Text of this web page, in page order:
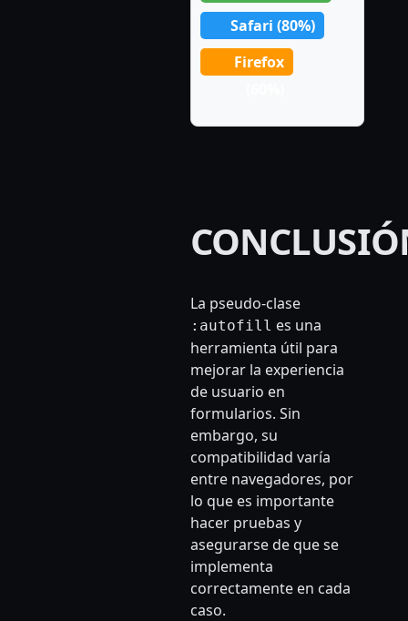
Safari (80%)
Firefox
La pseudo-clase
:autofill es una
herramienta útil para
mejorar la experiencia
de usuario en
formularios. Sin
embargo, su
compatibilidad varía
entre navegadores, por
lo que es importante
hacer pruebas y
asegurarse de que se
implementa
correctamente en cada
caso.